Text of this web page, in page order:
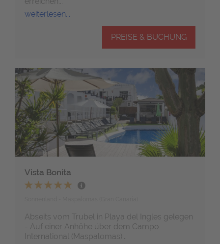
weiterlesen...
PREISE & BUCHUNG
Vista Bonita
Abseits vom Trubel in Playa del Ingles gelegen
- Auf einer Anhöhe über dem Campo
International (Maspalomas)...